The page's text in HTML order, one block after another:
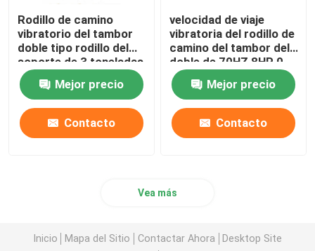
Rodillo de camino
vibratorio del tambor
doble tipo rodillo del
soporte de 3 toneladas
de camino
Mejor precio
Contacto
velocidad de viaje
vibratoria del rodillo de
camino del tambor del
doble de 70HZ 8HP 0-
4km/H
Mejor precio
Contacto
Vea más
Inicio Mapa del Sitio Contactar Ahora
Desktop Site